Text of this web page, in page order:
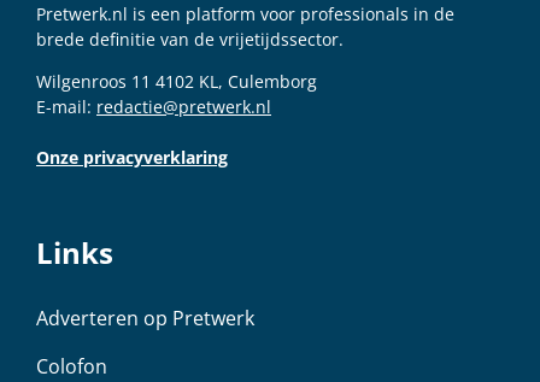
Pretwerk.nl is een platform voor professionals in de
brede definitie van de vrijetijdssector.
Wilgenroos 11 4102 KL, Culemborg
E-mail: redactie@pretwerk.nl
Onze privacyverklaring
Links
Adverteren op Pretwerk
Colofon